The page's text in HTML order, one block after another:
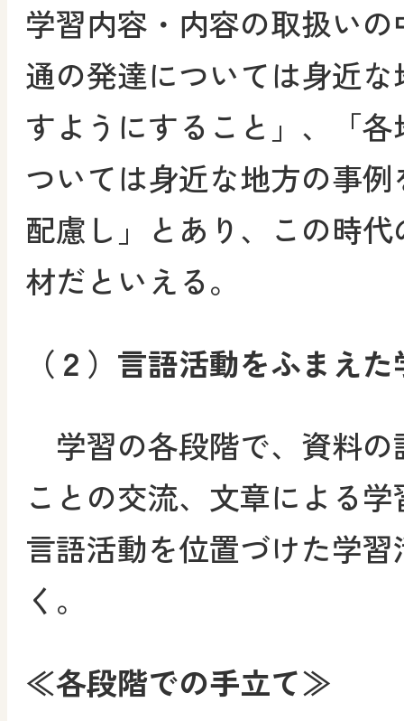
学習内容・内容の取扱い
通の発達については身近
すようにすること」、「
ついては身近な地方の事
配慮し」とあり、この時
材だといえる。
（２）言語活動をふまえ
学習の各段階で、資料の
ことの交流、文章による
言語活動を位置づけた学
く。
≪各段階での手立て≫